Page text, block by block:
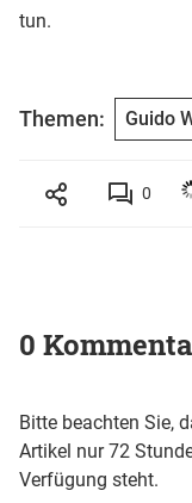
tun.
Themen: Guido
0
0
Bitte beachten Sie,
Artikel nur 72
Verfügung steht.